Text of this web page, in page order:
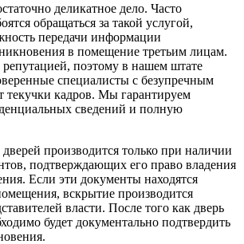
деликатное дело. Часто
обращаться за такой услугой,
передачи информации
в помещение третьим лицам.
поэтому в нашем штате
специалисты с безупречным
кадров. Мы гарантируем
сведений и полную
производится только при наличии
подтверждающих его право владения
Если эти документы находятся
вскрытие производится
власти. После того как дверь
будет документально подтвердить